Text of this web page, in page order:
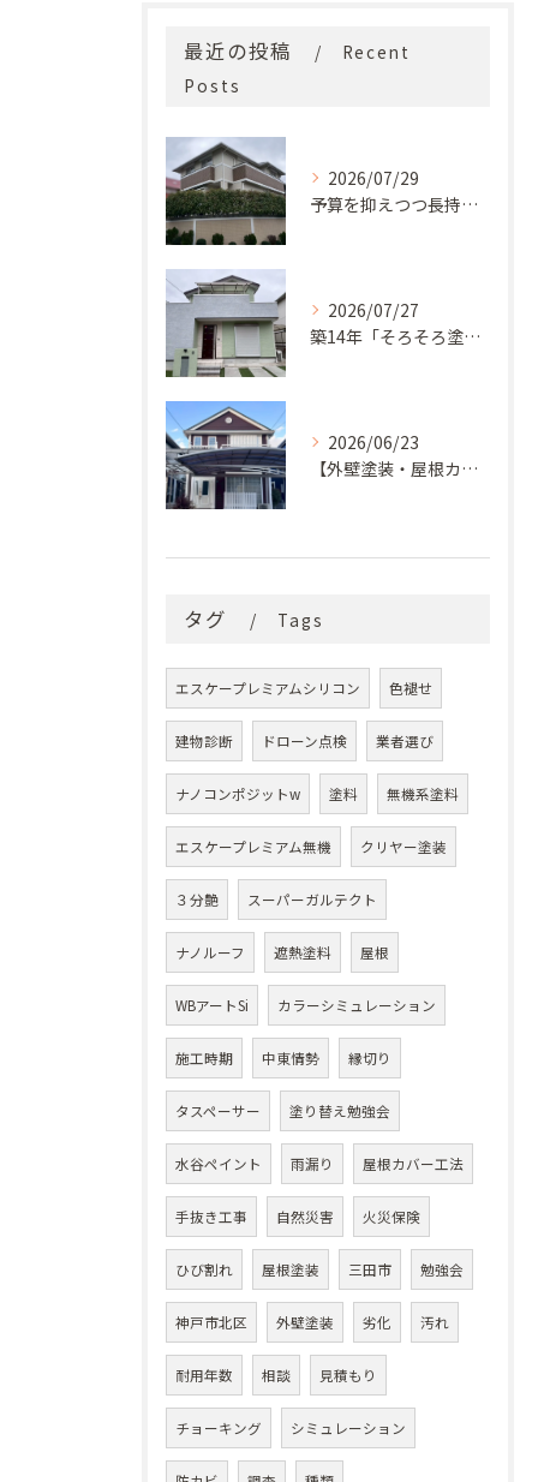
最近の投稿
Recent
Posts
2026/07/29
予算を抑えつつ長持ち！築33年モルタル外壁と屋根の塗り替え
2026/07/27
築14年「そろそろ塗り替え時？」コケ・汚れが気になっていた神戸市北区M様邸が新築同様の美しい外観に蘇るまで
2026/06/23
【外壁塗装・屋根カバー工法】築29年の剥がれや汚れのお悩みを「ナノコンポジットW」と屋根カバー工法で解決
タグ Tags
エスケープレミアムシリコン 色褪せ
建物診断 ドローン点検 業者選び
ナノコンポジットw 塗料 無機系塗料
エスケープレミアム無機 クリヤー塗装
３分艶 スーパーガルテクト
ナノルーフ 遮熱塗料 屋根
WBアートSi カラーシミュレーション
施工時期 中東情勢 縁切り
タスペーサー 塗り替え勉強会
水谷ペイント 雨漏り 屋根カバー工法
手抜き工事 自然災害 火災保険
ひび割れ 屋根塗装 三田市 勉強会
神戸市北区 外壁塗装 劣化 汚れ
耐用年数 相談 見積もり
チョーキング シミュレーション